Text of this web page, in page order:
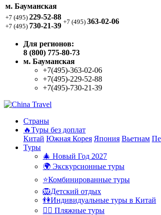
м. Бауманская
+7 (495) 229-52-88
+7 (495) 730-21-39 +7 (495) 363-02-06
Для регионов:
8 (800) 775-80-73
м. Бауманская
+7(495)-363-02-06
+7(495)-229-52-88
+7(495)-730-21-39
Страны
🔥Туры без доплат
Китай Южная Корея Япония Вьетнам
Туры
🎄 Новый Год 2027
🌍 Экскурсионные туры
⭐Комбинированные туры
🦁Детский отдых
👫Индивидуальные туры в Китай
🏊‍♂ Пляжные туры